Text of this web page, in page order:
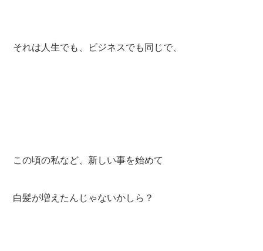
それは人生でも、ビジネスでも同じで、
この頃の私など、新しい事を始めて
白髪が増えたんじゃないかしら？